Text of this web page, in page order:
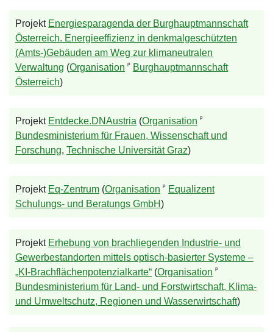
Projekt Energiesparagenda der Burghauptmannschaft
Österreich. Energieeffizienz in denkmalgeschützten
(Amts-)Gebäuden am Weg zur klimaneutralen
Verwaltung (Organisation ᵖ Burghauptmannschaft
Österreich)
Projekt Entdecke.DNAustria (Organisation ᵖ
Bundesministerium für Frauen, Wissenschaft und
Forschung, Technische Universität Graz)
Projekt Eq-Zentrum (Organisation ᵖ Equalizent
Schulungs- und Beratungs GmbH )
Projekt Erhebung von brachliegenden Industrie- und
Gewerbestandorten mittels optisch-basierter Systeme –
„KI-Brachflächenpotenzialkarte“ (Organisation ᵖ
Bundesministerium für Land- und Forstwirtschaft, Klima-
und Umweltschutz, Regionen und Wasserwirtschaft)